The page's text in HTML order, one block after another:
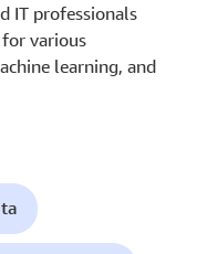
IT professionals
various
learning, and